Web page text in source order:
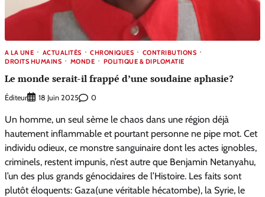
A LA UNE ACTUALITÉS CHRONIQUES
CONTRIBUTIONS
DROITS HUMAINS
MONDE POLITIQUE & DIPLOMATIE
Le monde serait-il frappé d’une soudaine aphasie?
Éditeur 18 Juin 2025 0
Un homme, un seul sème le chaos dans une région déjà
hautement inflammable et pourtant personne ne pipe mot. Cet
individu odieux, ce monstre sanguinaire dont les actes ignobles,
criminels, restent impunis, n’est autre que Benjamin Netanyahu,
l’un des plus grands génocidaires de l’Histoire. Les faits sont
plutôt éloquents: Gaza(une véritable hécatombe), la Syrie, le